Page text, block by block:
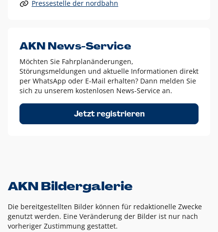
Alle anderen Logo-Varianten dürfen nur in Ausnahmefällen
Diese Ausnahmen sind zum Beispiel:
dem AKN Blau,
weißes Logo auf Fotohintergründen,
schwarzes Logo für reine Schwarz-Weiß-Umsetzungen
Um das Logo herum muss ein Schutzraum von jeweils einer
Höhe bzw. Breite des N aus AKN in alle Richtungen
Pressestelle der nordbahn
AKN News-Service
Möchten Sie Fahrplanänderungen,
Störungsmeldungen und aktuelle Informationen direkt
per WhatsApp oder E-Mail erhalten? Dann melden Sie
sich zu unserem kostenlosen News-Service an.
Jetzt registrieren
AKN Bildergalerie
Die bereitgestellten Bilder können für redaktionelle Zwecke
genutzt werden. Eine Veränderung der Bilder ist nur nach
vorheriger Zustimmung gestattet.